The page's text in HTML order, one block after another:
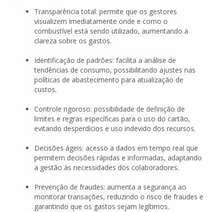
Transparência total: permite que os gestores
visualizem imediatamente onde e como o
combustível está sendo utilizado, aumentando a
clareza sobre os gastos.
Identificação de padrões: facilita a análise de
tendências de consumo, possibilitando ajustes nas
políticas de abastecimento para atualização de
custos.
Controle rigoroso: possibilidade de definição de
limites e regras específicas para o uso do cartão,
evitando desperdícios e uso indevido dos recursos.
Decisões ágeis: acesso a dados em tempo real que
permitem decisões rápidas e informadas, adaptando
a gestão às necessidades dos colaboradores.
Prevenção de fraudes: aumenta a segurança ao
monitorar transações, reduzindo o risco de fraudes e
garantindo que os gastos sejam legítimos.